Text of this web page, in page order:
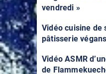
vendredi »
Vidéo cuisine de
pâtisserie
Vidéo ASMR
de